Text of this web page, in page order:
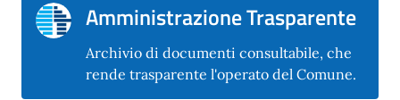
Amministrazione Trasparente
Archivio di documenti consultabile, che
rende trasparente l'operato del Comune.